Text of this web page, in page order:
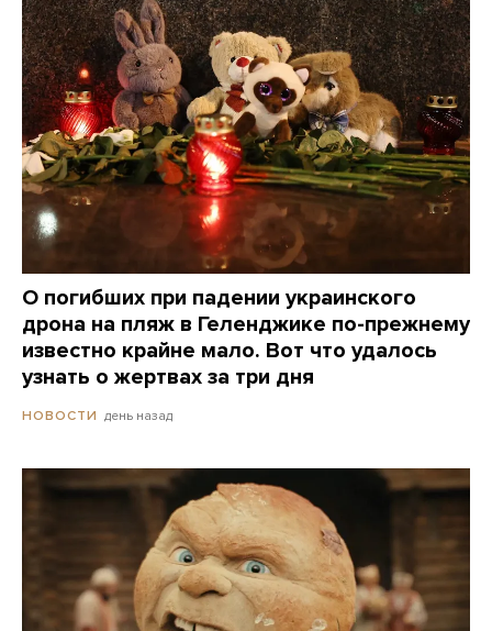
О погибших при падении украинского
дрона на пляж в Геленджике по-прежнему
известно крайне мало. Вот что удалось
узнать о жертвах за три дня
НОВОСТИ день назад